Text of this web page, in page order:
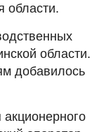
области.
области.
добавилось